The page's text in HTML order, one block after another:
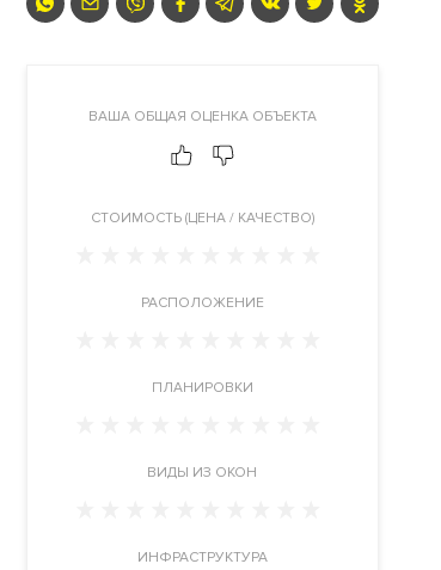
ВАША ОБЩАЯ ОЦЕНКА ОБЪЕКТА
CТОИМОСТЬ (ЦЕНА / КАЧЕСТВО)
РАСПОЛОЖЕНИЕ
ПЛАНИРОВКИ
ВИДЫ ИЗ ОКОН
ИНФРАСТРУКТУРА